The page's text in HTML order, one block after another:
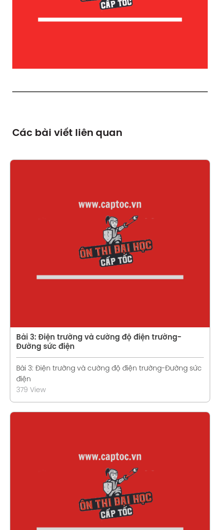
Các bài viết liên quan
Xem chi tiết
Bài 3: Điện trường và cường độ điện trường-
Đường sức điện
Bài 3: Điện trường và cường độ điện trường-Đường sức
điện
379 View
Xem chi tiết